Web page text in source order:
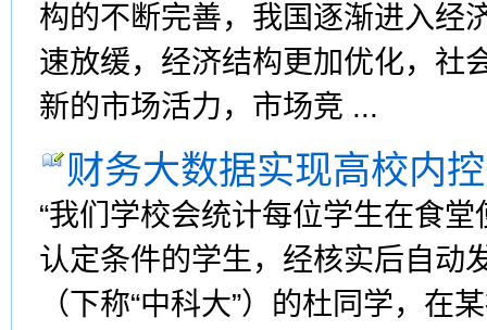
构的不断完善，我国逐渐进入经
速放缓，经济结构更加优化，社
新的市场活力，市场竞 ...
财务大数据实现高校内
“我们学校会统计每位学生在食
认定条件的学生，经核实后自动
（下称“中科大”）的杜同学，